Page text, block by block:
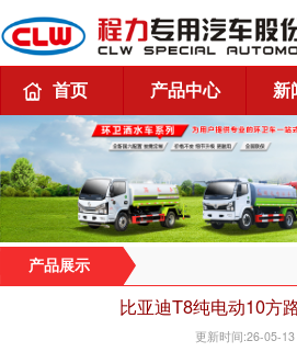
首页 产品中心 新
产品展示
比亚迪T8纯电动10方
更新时间:26-05-13